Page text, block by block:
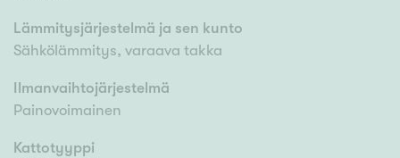
Lämmitysjärjestelmä ja sen kunto
Sähkölämmitys, varaava takka
Ilmanvaihtojärjestelmä
Painovoimainen
Kattotyyppi